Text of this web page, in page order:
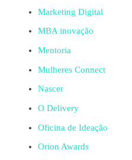
Marketing Digital
MBA inovação
Mentoria
Mulheres Connect
Nascer
O Delivery
Oficina de Ideação
Orion Awards